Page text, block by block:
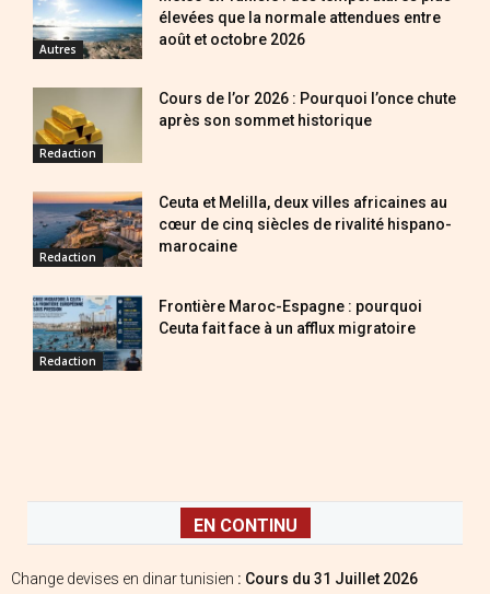
Autres
élevées que la normale attendues entre
août et octobre 2026
Redaction
Cours de l’or 2026 : Pourquoi l’once chute
après son sommet historique
Redaction
Ceuta et Melilla, deux villes africaines au
cœur de cinq siècles de rivalité hispano-
marocaine
Redaction
Frontière Maroc-Espagne : pourquoi
Ceuta fait face à un afflux migratoire
EN CONTINU
Change devises en dinar tunisien : Cours du 31 Juillet 2026